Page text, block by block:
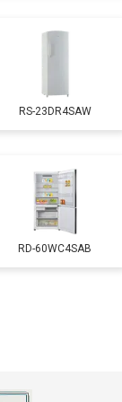
2550 ₽
1700 ₽
4750 ₽
3650 ₽
RS-23DR4SAW
RD-60WC4SAB